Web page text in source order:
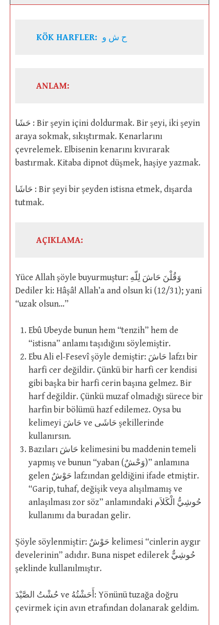
KÖK HARFLER: ح ش و
ANLAM:
حَشَا : Bir şeyin içini doldurmak. Bir şeyi, iki şeyin
araya sokmak, sıkıştırmak. Kenarlarını
çevrelemek. Elbisenin kenarını kıvırarak
bastırmak. Kitaba dipnot düşmek, haşiye yazmak.
حَاشَا : Bir şeyi bir şeyden istisna etmek, dışarda
tutmak.
AÇIKLAMA:
Yüce Allah şöyle buyurmuştur: وَقُلْنَ حَاشَ لِلّهِ
Dediler ki: Hâşâ! Allah’a and olsun ki (12/31); yani
“uzak olsun…”
Ebû Ubeyde bunun hem “tenzih” hem de
“istisna” anlamı taşıdığını söylemiştir.
Ebu Ali el-Fesevî şöyle demiştir: حَاشَ lafzı bir
harfi cer değildir. Çünkü bir harfi cer kendisi
gibi başka bir harfi cerin başına gelmez. Bir
harf değildir. Çünkü muzaf olmadığı sürece bir
harfin bir bölümü hazf edilemez. Oysa bu
kelimeyi حَاشَ ve حَاشَى şekillerinde
kullanırsın.
Bazıları حَاشَ kelimesini bu maddenin temeli
yapmış ve bunun “yaban (وَحْشٌ)” anlamına
gelen حَوْشٌ lafzından geldiğini ifade etmiştir.
“Garip, tuhaf, değişik veya alışılmamış ve
anlaşılması zor söz” anlamındaki حُوشِيُّ الْكَلاَم
kullanımı da buradan gelir.
Şöyle söylenmiştir: حَوْشٌ kelimesi “cinlerin aygır
develerinin” adıdır. Buna nispet edilerek حُوشِيٌّ
şeklinde kullanılmıştır.
حُشْتُ الصَّيْدَ ve أَحَشْتُهُ: Yönünü tuzağa doğru
çevirmek için avın etrafından dolanarak geldim.